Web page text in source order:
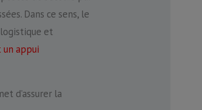
Dans ce sens, le
et
appui
d’assurer la